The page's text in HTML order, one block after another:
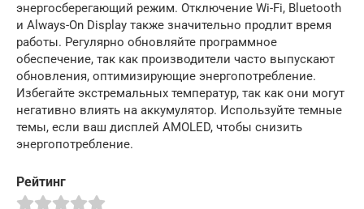
энергосберегающий режим. Отключение Wi-Fi, Bluetooth
и Always-On Display также значительно продлит время
работы. Регулярно обновляйте программное
обеспечение, так как производители часто выпускают
обновления, оптимизирующие энергопотребление.
Избегайте экстремальных температур, так как они могут
негативно влиять на аккумулятор. Используйте темные
темы, если ваш дисплей AMOLED, чтобы снизить
энергопотребление.
Рейтинг